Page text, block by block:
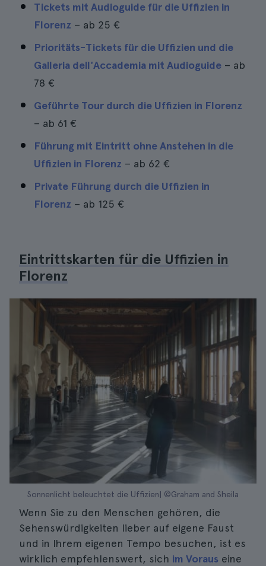
Tickets mit Audioguide für die Uffizien in
Florenz – ab 25 €
Prioritäts-Tickets für die Uffizien und die
Galleria dell'Accademia mit Audioguide – ab
78 €
Geführte Tour durch die Uffizien in Florenz
– ab 61 €
Führung mit Eintritt ohne Anstehen in die
Uffizien in Florenz – ab 62 €
Private Führung durch die Uffizien in
Florenz – ab 125 €
Eintrittskarten für die Uffizien in
Florenz
Sonnenlicht beleuchtet die Uffizien| ©Graham and Sheila
Wenn Sie zu den Menschen gehören, die
Sehenswürdigkeiten lieber auf eigene Faust
und in Ihrem eigenen Tempo besuchen, ist es
wirklich empfehlenswert, sich im Voraus eine